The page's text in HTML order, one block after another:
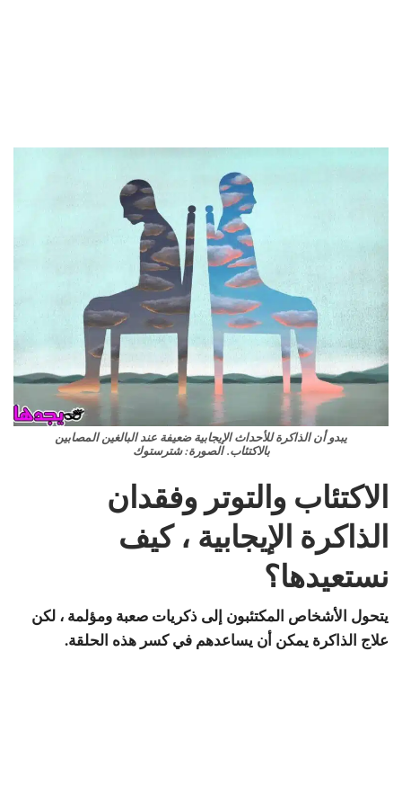
يبدو أن الذاكرة للأحداث الإيجابية ضعيفة عند البالغين المصابين
بالاكتئاب. الصورة: شترستوك
الاكتئاب والتوتر وفقدان
الذاكرة الإيجابية ، كيف
نستعيدها؟
يتحول الأشخاص المكتئبون إلى ذكريات صعبة ومؤلمة ، لكن
علاج الذاكرة يمكن أن يساعدهم في كسر هذه الحلقة.